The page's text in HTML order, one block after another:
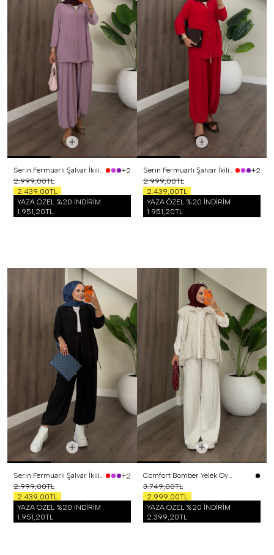
Serin Fermuarlı Şalvar İkili Takım Lila
+2
2.999,00TL
2.439,00TL
YAZA ÖZEL %20 İNDİRİM
1.951,20TL
Serin Fermuarlı Şalvar İkili Takım Kırmızı
+2
2.999,00TL
2.439,00TL
YAZA ÖZEL %20 İNDİRİM
1.951,20TL
Serin Fermuarlı Şalvar İkili Takım Siyah
+2
2.999,00TL
2.439,00TL
YAZA ÖZEL %20 İNDİRİM
1.951,20TL
Comfort Bomber Yelek Oysh Üçlü Takım Beyaz
3.749,00TL
2.999,00TL
YAZA ÖZEL %20 İNDİRİM
2.399,20TL